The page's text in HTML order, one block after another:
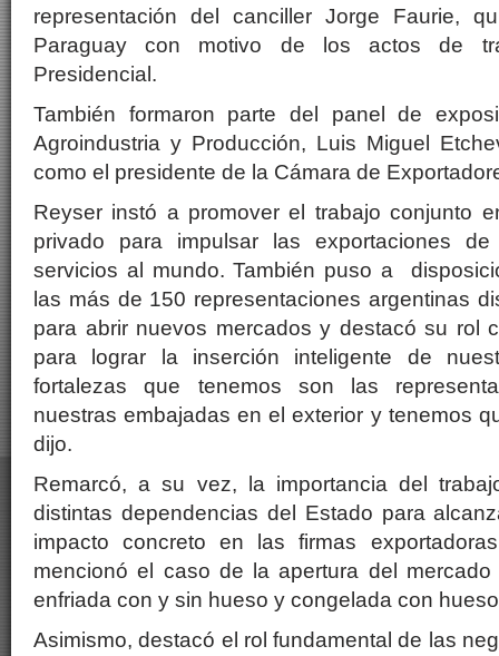
representación del canciller Jorge Faurie,
Paraguay con motivo de los actos de
Presidencial.
También formaron parte del panel de
Agroindustria y Producción, Luis Miguel
como el presidente de la Cámara de
Reyser instó a promover el trabajo conjunto
privado para impulsar las exportaciones
servicios al mundo. También puso a
las más de 150 representaciones argentinas
para abrir nuevos mercados y destacó su rol
para lograr la inserción inteligente de
fortalezas que tenemos son las
nuestras embajadas en el exterior y tenemos
dijo.
Remarcó, a su vez, la importancia del
distintas dependencias del Estado para
impacto concreto en las firmas
mencionó el caso de la apertura del
enfriada con y sin hueso y congelada con
Asimismo, destacó el rol fundamental de las